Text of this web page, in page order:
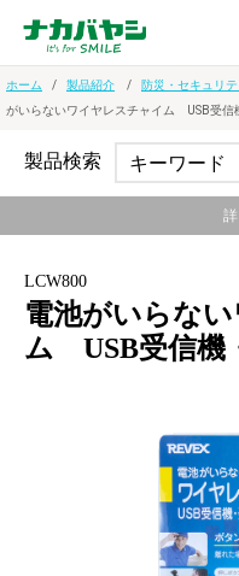
ホーム 製品紹介 防災・セキュリ
がいらないワイヤレスチャイム USB受信
LCW800
電池がいらな
ム USB受信機
製品検索